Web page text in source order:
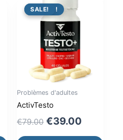
PROMO !
SALE!
Problèmes d'adultes
ActivTesto
€79.00 Original
price
€39.00
price